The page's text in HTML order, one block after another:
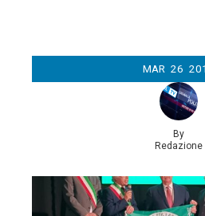
MAR 26
By
Redazione